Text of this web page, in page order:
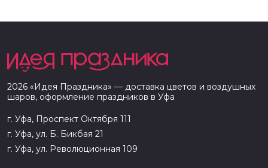
2026 «Идея Праздника» — доставка цветов и воздушных
шаров, оформление праздников в Уфа
г. Уфа, Проспект Октября 111
г. Уфа, ул. Б. Бикбая 21
г. Уфа, ул. Революционная 109